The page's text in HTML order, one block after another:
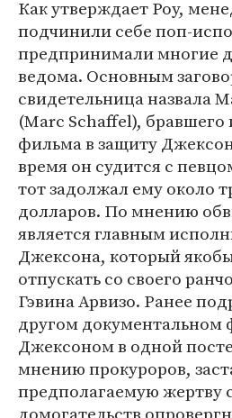
Как утверждает Роу,
подчинили себе поп-
предпринимали многие
ведома. Основным
свидетельница назвала
(Marc Schaffel),
фильма в защиту
время он судится с
тот задолжал ему около
долларов. По мнению
является главным
Джексона, который
отпускать со своего
Гэвина Арвизо. Ранее
другом документальном
Джексоном в одной
мнению прокуроров,
предполагаемую жертву